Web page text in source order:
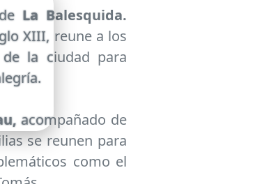
La Balesquida.
XIII, reune a los
la ciudad para
acompañado de
se reunen para
como el